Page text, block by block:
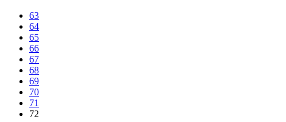
63
64
65
66
67
68
69
70
71
72